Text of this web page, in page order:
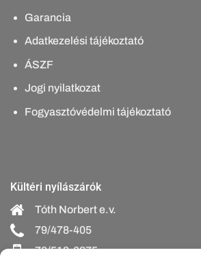
Garancia
Adatkezelési tájékoztató
ÁSZF
Jogi nyilatkozat
Fogyasztóvédelmi tájékoztató
Kültéri nyílászárók
Tóth Norbert e.v.
79/478-405
70/518-6275